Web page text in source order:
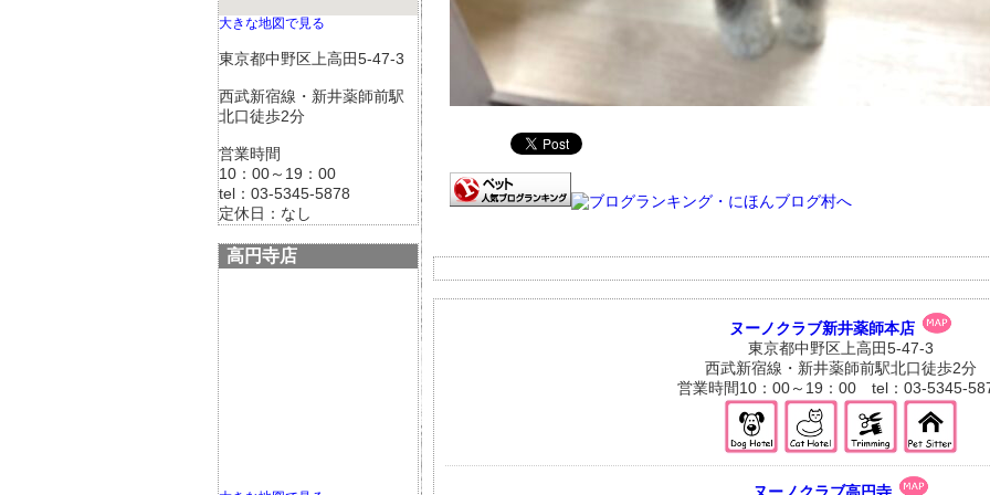
大きな地図で見る
東京都中野区上高田5-47-3
西武新宿線・新井薬師前駅
北口徒歩2分
営業時間
10：00～19：00
tel：03-5345-5878
定休日：なし
高円寺店
ヌーノクラブ新井薬師本店
東京都中野区上高田5-47-3
西武新宿線・新井薬師前駅北口徒歩2分
営業時間10：00～19：00 tel：03-5345-